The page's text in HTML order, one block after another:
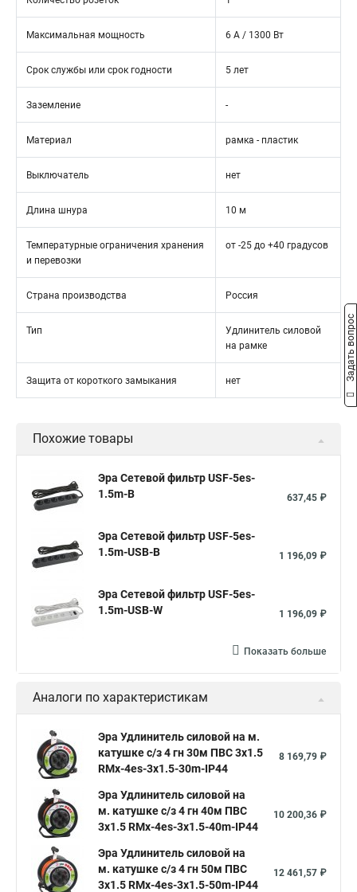
Максимальная мощность 6 А / 1300 Вт
Срок службы или срок годности 5 лет
Заземление -
Материал рамка - пластик
Выключатель нет
Длина шнура 10 м
Температурные ограничения хранения
и перевозки
от -25 до +40 градусов
Страна производства Россия
Тип
Удлинитель силовой
на рамке
Защита от короткого замыкания нет
Похожие товары
Эра Сетевой фильтр USF-5es-
1.5m-B
637,45 ₽
Эра Сетевой фильтр USF-5es-
1.5m-USB-B
1 196,09 ₽
Эра Сетевой фильтр USF-5es-
1.5m-USB-W
1 196,09 ₽
Показать больше
Аналоги по характеристикам
Эра Удлинитель силовой на м.
катушке c/з 4 гн 30м ПВС 3х1.5
RMx-4es-3x1.5-30m-IP44
8 169,79 ₽
Эра Удлинитель силовой на
м. катушке c/з 4 гн 40м ПВС
3х1.5 RMx-4es-3x1.5-40m-IP44
10 200,36 ₽
Эра Удлинитель силовой на
м. катушке c/з 4 гн 50м ПВС
3х1.5 RMx-4es-3x1.5-50m-IP44
12 461,57 ₽
Задать вопрос